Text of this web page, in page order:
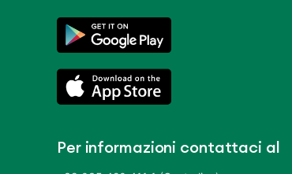
Per informazioni contattaci al